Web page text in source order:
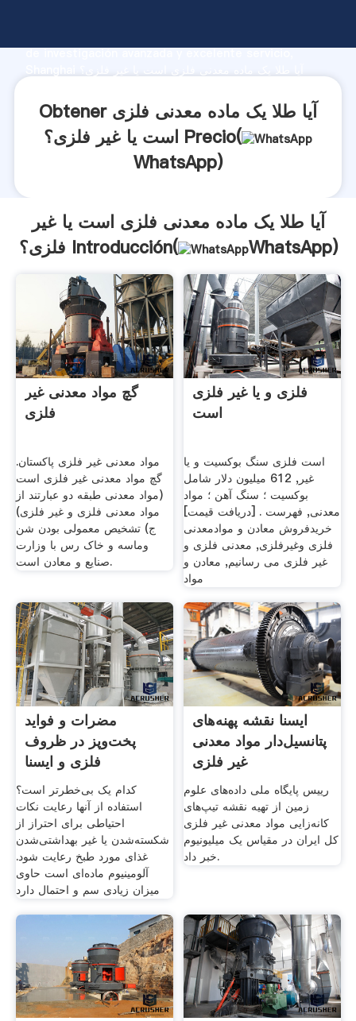
de investigación avanzada y excelente servicio,
clientes.
Obtener آیا طلا یک ماده معدنی فلزی
است یا غیر فلزی؟ Precio(
WhatsApp)
آیا طلا یک ماده معدنی فلزی است یا غیر
فلزی؟ Introducción(
WhatsApp)
گچ مواد معدنی غیر
فلزی
مواد معدنی غیر فلزی پاکستان.
گچ مواد معدنی غیر فلزی است
(مواد معدنی طبقه دو عبارتند از
مواد معدنی فلزی و غیر فلزی)
ج) تشخیص معمولی بودن شن
وماسه و خاک رس با وزارت
صنایع و معادن است.
فلزی و یا غیر فلزی
است
است فلزی سنگ بوکسیت و یا
غیر, 612 میلیون دلار شامل
بوکسیت ؛ سنگ آهن ؛ مواد
معدنی, فهرست . [دریافت قیمت]
خریدفروش معادن و موادمعدنی
فلزی وغیرفلزی, معدنی فلزی و
غیر فلزی می رسانیم, معادن و
مواد
مضرات و فواید
پخت‌وپز در ظروف
فلزی و ایسنا
کدام یک بی‌خطرتر است؟
استفاده از آنها رعایت نکات
احتیاطی برای احتراز از
شکسته‌شدن یا غیر بهداشتی‌شدن
غذای مورد طبخ رعایت شود.
آلومینیوم ماده‌ای است حاوی
میزان زیادی سم و احتمال دارد
ایسنا نقشه پهنه‌های
پتانسیل‌دار مواد معدنی
غیر فلزی
رییس پایگاه ملی داده‌های علوم
زمین از تهیه نقشه تیپ‌های
کانه‌زایی مواد معدنی غیر فلزی
کل ایران در مقیاس یک میلیونیوم
خبر داد.